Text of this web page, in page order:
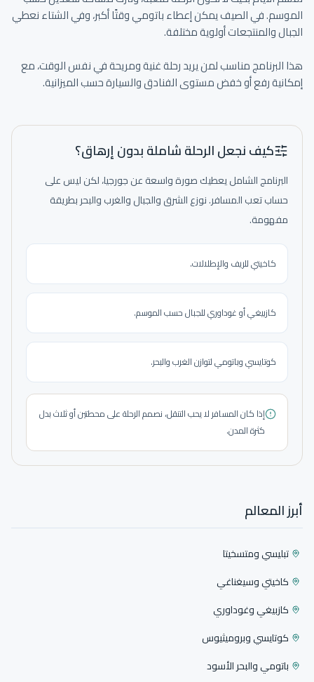
إمكانية رفع أو خفض مستوى الفنادق والسيارة حسب الميزانية.
كيف نجعل الرحلة شاملة بدون إرهاق؟
البرنامج الشامل يعطيك صورة واسعة عن جورجيا، لكن ليس على
حساب تعب المسافر. نوزع الشرق والجبال والغرب والبحر بطريقة
مفهومة.
كاخيتي للريف والإطلالات.
كازبيغي أو غوداوري للجبال حسب الموسم.
كوتايسي وباتومي لتوازن الغرب والبحر.
إذا كان المسافر لا يحب التنقل، نصمم الرحلة على محطتين أو ثلاث بدل
كثرة المدن.
أبرز المعالم
تبليسي ومتسخيتا
كاخيتي وسيغناغي
كازبيغي وغوداوري
كوتايسي وبروميثيوس
باتومي والبحر الأسود